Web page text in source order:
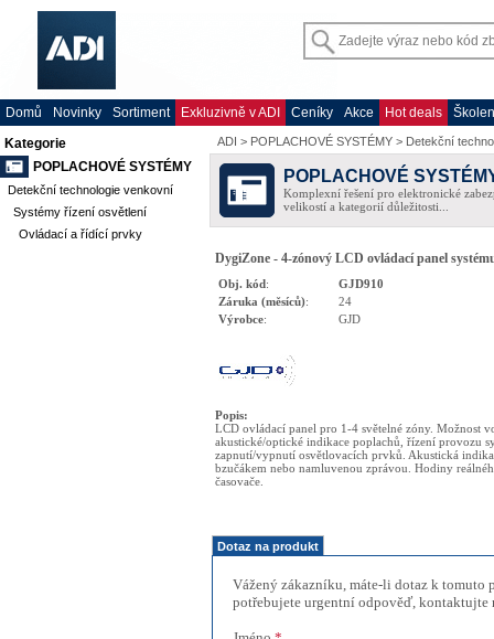
Domů Novinky Sortiment Exkluzivně v ADI Ceníky Akce Hot deals
Kategorie
POPLACHOVÉ SYSTÉMY
Detekční technologie venkovní
Systémy řízení osvětlení
Ovládací a řídící prvky
ADI > POPLACHOVÉ SYSTÉMY > Detekční
POPLACHOVÉ
Komplexní řešení pro elektronické
velikostí a kategorií důležitosti...
DygiZone - 4-zónový LCD ovládací panel
Obj. kód:
GJD910
Záruka (měsíců):
24
Výrobce: GJD
Popis:
LCD ovládací panel pro 1-4 světelné zóny. Možnost
akustické/optické indikace poplachů, řízení provozu
zapnutí/vypnutí osvětlovacích prvků. Akustická
bzučákem nebo namluvenou zprávou. Hodiny
časovače.
Dotaz na produkt